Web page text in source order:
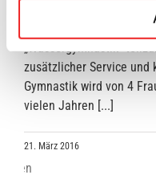
besteht in zwei
zusätzlicher Service und
Gymnastik wird von 4
vielen Jahren [...]
21. März 2016